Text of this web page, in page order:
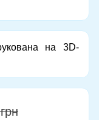
на 3D-